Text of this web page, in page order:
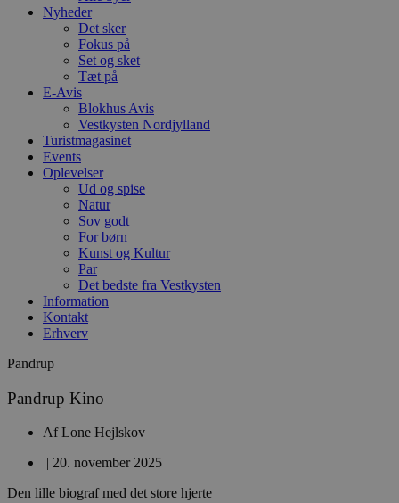
Nyheder
Det sker
Fokus på
Set og sket
Tæt på
E-Avis
Blokhus Avis
Vestkysten Nordjylland
Turistmagasinet
Events
Oplevelser
Ud og spise
Natur
Sov godt
For børn
Kunst og Kultur
Par
Det bedste fra Vestkysten
Information
Kontakt
Erhverv
Pandrup
Pandrup Kino
AfLone Hejlskov
| 20. november 2025
Den lille biograf med det store hjerte